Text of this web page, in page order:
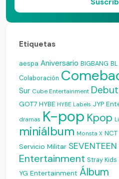
Etiquetas
aespa Aniversario BIGBANG BL
Colaboración
Sur Cube Entertainment Debut
GOT7 HYBE HYBE Labels JYP
dramas K-pop Kpop
miniálbum Monsta X NCT
Servicio Militar SEVENTEEN
Entertainment Stray Kids
YG Entertainment Álbum